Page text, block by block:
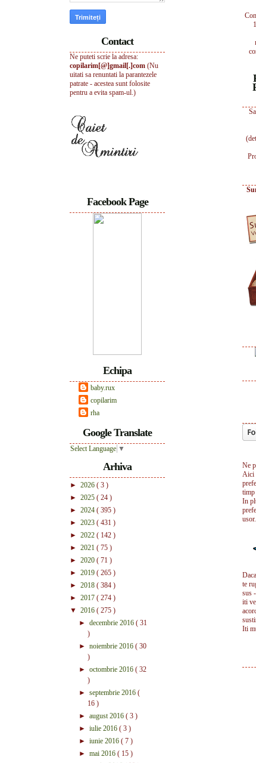
Ne
Aici
In
usor.
te
sus -
iti
Iti
Contact
Ne puteti scrie la adresa:
copilarim[@]gmail[.]com (Nu
uitati sa renuntati la parantezele
patrate - acestea sunt folosite
pentru a evita spam-ul.)
Facebook Page
Echipa
baby.rux
copilarim
rha
Google Translate
Select Language ▼
Arhiva
► 2026 ( 3 )
► 2025 ( 24 )
► 2024 ( 395 )
► 2023 ( 431 )
► 2022 ( 142 )
► 2021 ( 75 )
► 2020 ( 71 )
► 2019 ( 265 )
► 2018 ( 384 )
► 2017 ( 274 )
▼ 2016 ( 275 )
► decembrie 2016 ( 31
)
► noiembrie 2016 ( 30
)
► octombrie 2016 ( 32
)
► septembrie 2016 (
16 )
► august 2016 ( 3 )
► iulie 2016 ( 3 )
► iunie 2016 ( 7 )
► mai 2016 ( 15 )